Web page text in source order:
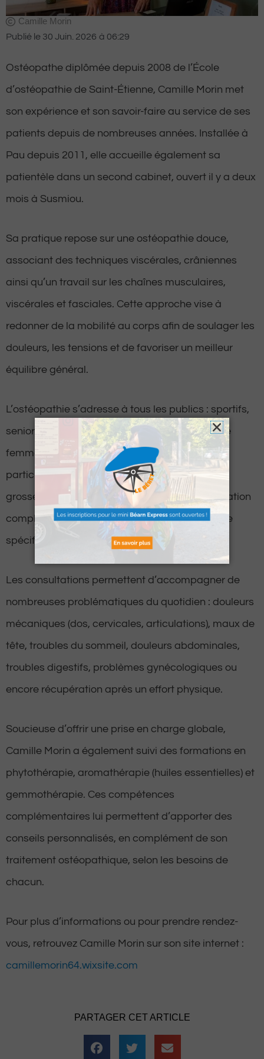
Camille Morin
Publié le 30 Juin. 2026 à 06:29
Ostéopathe diplômée depuis 2008 de l’École
d’ostéopathie de Saint-Étienne, Camille Morin met
son expérience et son savoir-faire au service de ses
patients depuis de nombreuses années. Installée à
Pau depuis 2011, elle accueille également sa
patientèle dans un second cabinet, ouvert il y a deux
mois à Susmiou.
Sa pratique repose sur une ostéopathie douce,
associant des techniques viscérales, crâniennes
ainsi qu’un travail sur les chaînes musculaires,
viscérales et fasciales. Cette approche vise à
redonner de la mobilité au corps afin de soulager les
douleurs, les tensions et de favoriser un meilleur
équilibre général.
L’ostéopathie s’adresse à tous les publics : sportifs,
seniors, nourrissons, enfants, adultes ou encore
femmes enceintes. Camille Morin est d’ailleurs
particulièrement spécialisée dans le suivi de la
grossesse et du nouveau-né, grâce à une formation
complémentaire dédiée à cette prise en charge
spécifique.
Les consultations permettent d’accompagner de
nombreuses problématiques du quotidien : douleurs
mécaniques (dos, cervicales, articulations), maux de
tête, troubles du sommeil, douleurs abdominales,
troubles digestifs, problèmes gynécologiques ou
encore récupération après un effort physique.
Soucieuse d’offrir une prise en charge globale,
Camille Morin a également suivi des formations en
phytothérapie, aromathérapie (huiles essentielles) et
gemmothérapie. Ces compétences
complémentaires lui permettent d’apporter des
conseils personnalisés, en complément de son
traitement ostéopathique, selon les besoins de
chacun.
Pour plus d’informations ou pour prendre rendez-
vous, retrouvez Camille Morin sur son site internet :
camillemorin64.wixsite.com
PARTAGER CET ARTICLE